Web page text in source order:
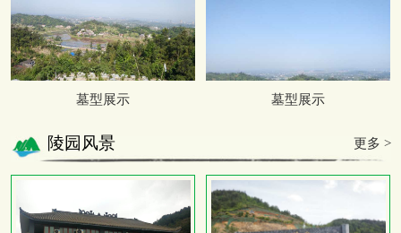
墓型展示 墓型展示
陵园风景 更多 >